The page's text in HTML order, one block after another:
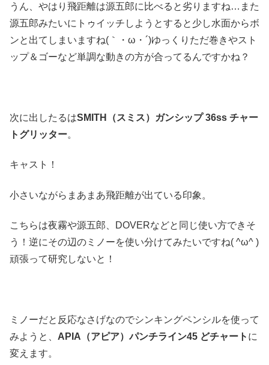
うん、やはり飛距離は源五郎に比べると劣りますね…また
源五郎みたいにトゥイッチしようとすると少し水面からボ
ンと出てしまいますね(｀・ω・´)ゆっくりただ巻きやスト
ップ＆ゴーなど単調な動きの方が合ってるんですかね？
次に出したるはSMITH（スミス）ガンシップ 36ss チャー
トグリッター。
キャスト！
小さいながらまあまあ飛距離が出ている印象。
こちらは夜霧や源五郎、DOVERなどと同じ使い方できそ
う！逆にその辺のミノーを使い分けてみたいですね( ^ω^ )
頑張って研究しないと！
ミノーだと反応なさげなのでシンキングペンシルを使って
みようと、 APIA（アピア）パンチライン45 どチャート に
変えます。